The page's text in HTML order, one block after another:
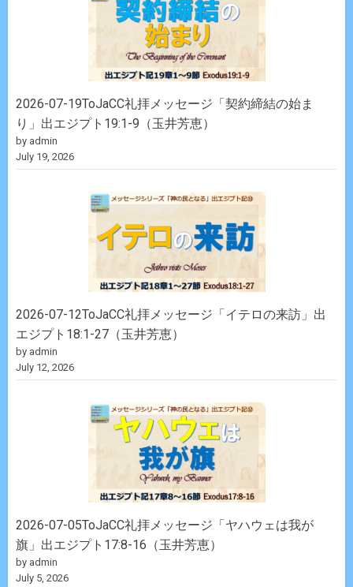
2026-07-19ToJaCC礼拝メッセージ「契約締結の始ま
り」出エジプト19:1-9（玉井芳恵）
by admin
July 19, 2026
2026-07-12ToJaCC礼拝メッセージ「イテロの来訪」出
エジプト18:1-27（玉井芳恵）
by admin
July 12, 2026
2026-07-05ToJaCC礼拝メッセージ「ヤハウェは我が
旗」出エジプト17:8-16（玉井芳恵）
by admin
July 5, 2026